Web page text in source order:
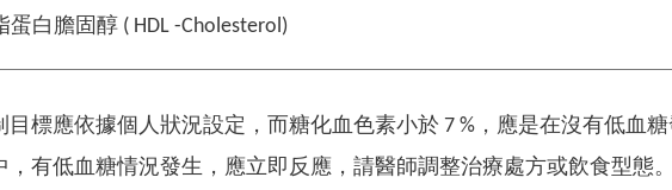
白膽固醇 ( HDL -Cholesterol)
目標應依據個人狀況設定，而糖化血色素小於 7 %，應是在沒有低血
，有低血糖情況發生，應立即反應，請醫師調整治療處方或飲食型態。